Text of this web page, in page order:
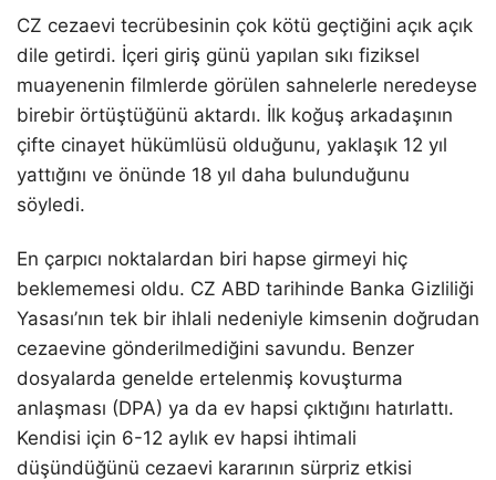
CZ cezaevi tecrübesinin çok kötü geçtiğini açık açık
dile getirdi. İçeri giriş günü yapılan sıkı fiziksel
muayenenin filmlerde görülen sahnelerle neredeyse
birebir örtüştüğünü aktardı. İlk koğuş arkadaşının
çifte cinayet hükümlüsü olduğunu, yaklaşık 12 yıl
yattığını ve önünde 18 yıl daha bulunduğunu
söyledi.
En çarpıcı noktalardan biri hapse girmeyi hiç
beklememesi oldu. CZ ABD tarihinde Banka Gizliliği
Yasası’nın tek bir ihlali nedeniyle kimsenin doğrudan
cezaevine gönderilmediğini savundu. Benzer
dosyalarda genelde ertelenmiş kovuşturma
anlaşması (DPA) ya da ev hapsi çıktığını hatırlattı.
Kendisi için 6-12 aylık ev hapsi ihtimali
düşündüğünü cezaevi kararının sürpriz etkisi